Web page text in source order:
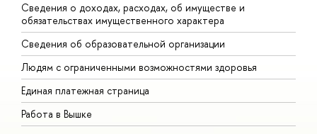
Сведения о доходах, расходах, об имуществе и
обязательствах имущественного характера
Сведения об образовательной организации
Людям с ограниченными возможностями здоровья
Единая платежная страница
Работа в Вышке